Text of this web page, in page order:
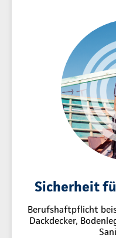
Sicherheit
Berufshaftpflicht
Dackdecker,